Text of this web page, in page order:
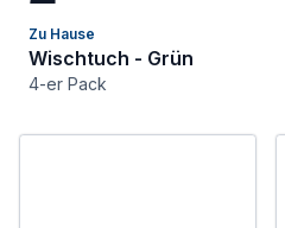
Zu Hause
Wischtuch - Grün
4-er Pack